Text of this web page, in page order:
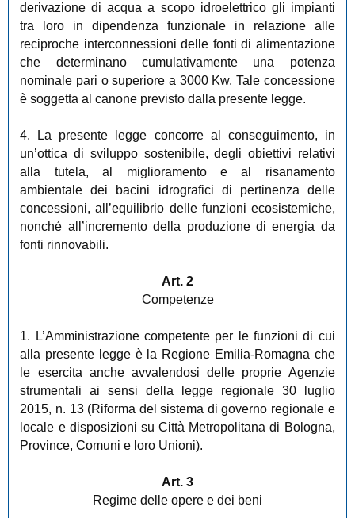
derivazione di acqua a scopo idroelettrico gli impianti
tra loro in dipendenza funzionale in relazione alle
reciproche interconnessioni delle fonti di alimentazione
che determinano cumulativamente una potenza
nominale pari o superiore a 3000 Kw. Tale concessione
è soggetta al canone previsto dalla presente legge.
4. La presente legge concorre al conseguimento, in
un’ottica di sviluppo sostenibile, degli obiettivi relativi
alla tutela, al miglioramento e al risanamento
ambientale dei bacini idrografici di pertinenza delle
concessioni, all’equilibrio delle funzioni ecosistemiche,
nonché all’incremento della produzione di energia da
fonti rinnovabili.
Art. 2
Competenze
1. L’Amministrazione competente per le funzioni di cui
alla presente legge è la Regione Emilia-Romagna che
le esercita anche avvalendosi delle proprie Agenzie
strumentali ai sensi della legge regionale 30 luglio
2015, n. 13 (Riforma del sistema di governo regionale e
locale e disposizioni su Città Metropolitana di Bologna,
Province, Comuni e loro Unioni).
Art. 3
Regime delle opere e dei beni